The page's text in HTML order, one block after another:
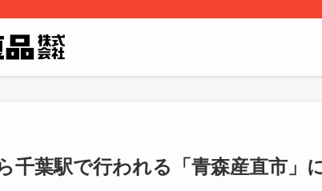
千葉駅で行われる「青森産直市」